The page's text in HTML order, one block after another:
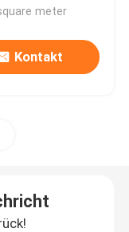
meter
Kontakt